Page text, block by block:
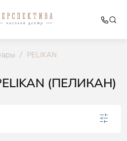
/ PELIKAN
(ПЕЛИКАН)